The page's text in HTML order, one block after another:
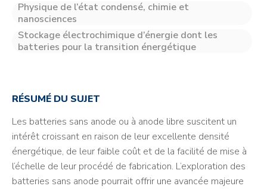
Physique de l’état condensé, chimie et
nanosciences
Stockage électrochimique d’énergie dont les
batteries pour la transition énergétique
RÉSUMÉ DU SUJET
Les batteries sans anode ou à anode libre suscitent un
intérêt croissant en raison de leur excellente densité
énergétique, de leur faible coût et de la facilité de mise à
l’échelle de leur procédé de fabrication. L’exploration des
batteries sans anode pourrait offrir une avancée majeure